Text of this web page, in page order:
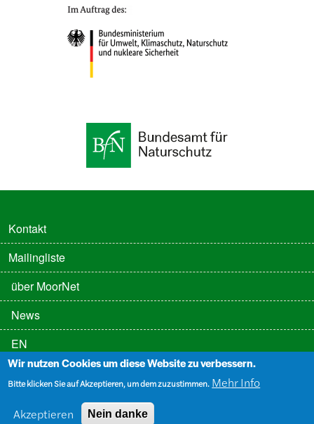
Kontakt
Mailingliste
FUSSZEILE 2
über MoorNet
News
EN
FUSSZEILE 3
Datenschutz
Wir nutzen Cookies um diese Website zu verbessern.
Bitte klicken Sie auf Akzeptieren, um dem zuzustimmen. Mehr Info
Akzeptieren
Nein danke